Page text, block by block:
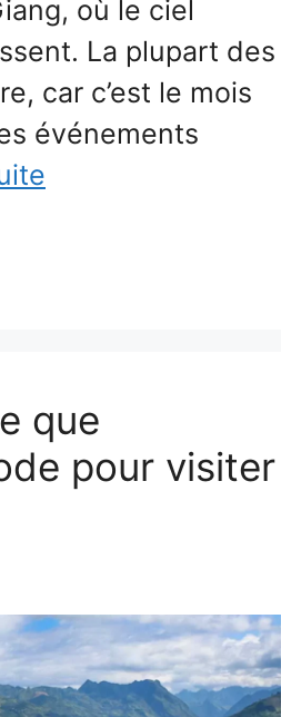
où le ciel
La plupart des
car c’est le mois
événements
que
pour visiter